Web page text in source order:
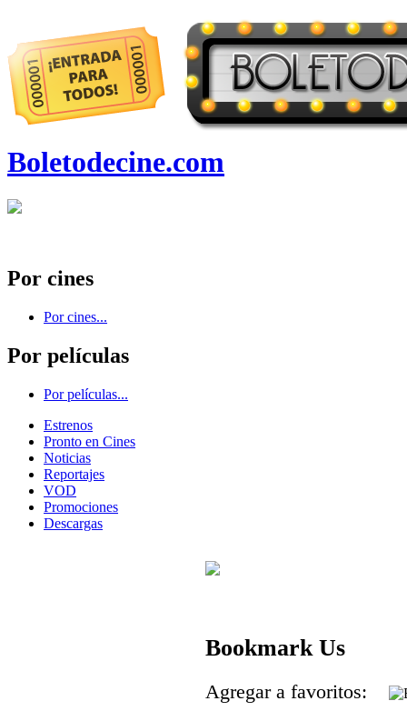
Boletodecine.com
Por cines
Por cines...
Por películas
Por películas...
Estrenos
Pronto en Cines
Noticias
Reportajes
VOD
Promociones
Descargas
Bookmark Us
Agregar a favoritos: